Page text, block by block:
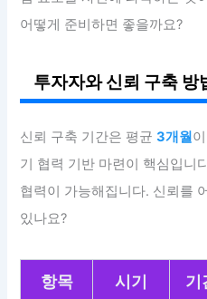
어떻게 준비하면 좋을까요?
투자자와 신뢰 구축 방
신뢰 구축 기간은 평균3개월
기 협력 기반 마련이 핵심입니
협력이 가능해집니다. 신뢰를
있나요?
항목 시기 기